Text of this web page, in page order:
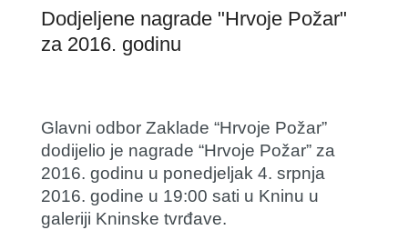
Dodjeljene nagrade "Hrvoje Požar"
za 2016. godinu
Glavni odbor Zaklade “Hrvoje Požar”
dodijelio je nagrade “Hrvoje Požar” za
2016. godinu u ponedjeljak 4. srpnja
2016. godine u 19:00 sati u Kninu u
galeriji Kninske tvrđave.